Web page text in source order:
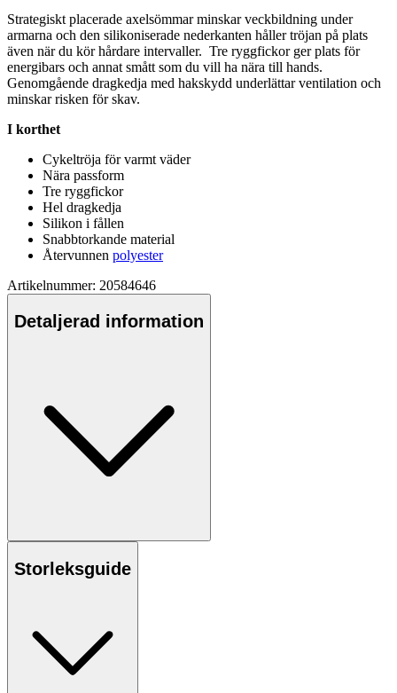
Strategiskt placerade axelsömmar minskar veckbildning under
armarna och den silikoniserade nederkanten håller tröjan på plats
även när du kör hårdare intervaller. Tre ryggfickor ger plats för
energibars och annat smått som du vill ha nära till hands.
Genomgående dragkedja med hakskydd underlättar ventilation och
minskar risken för skav.
I korthet
Cykeltröja för varmt väder
Nära passform
Tre ryggfickor
Hel dragkedja
Silikon i fållen
Snabbtorkande material
Återvunnen polyester
Artikelnummer: 20584646
Detaljerad information
Storleksguide